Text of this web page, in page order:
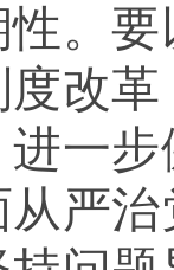
性。
度改
进一
严